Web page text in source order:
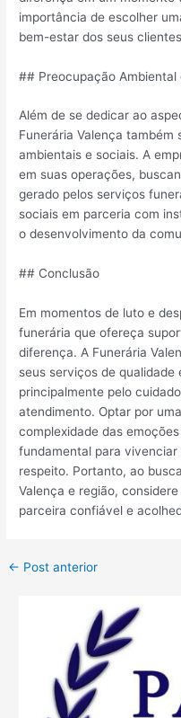
importância de escolher
bem-estar dos seus
## Preocupação Ambiental
Além de se dedicar ao
Funerária Valença
ambientais e sociais. A
em suas operações,
gerado pelos serviços
sociais em parceria com
o desenvolvimento da
## Conclusão
Em momentos de luto e
funerária que ofereça
diferença. A Funerária
seus serviços de
principalmente pelo
atendimento. Optar por
complexidade das
fundamental para
respeito. Portanto, ao
Valença e região,
parceira confiável e
← Post anterior